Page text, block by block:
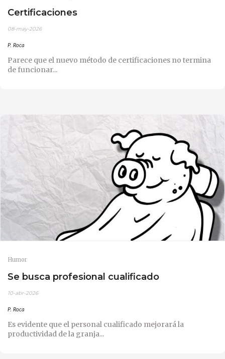
Certificaciones
08-may-2026
P. Roca
Parece que el nuevo método de certificaciones no termina
de funcionar...
Humor
Se busca profesional cualificado
10-abr-2026
P. Roca
Es evidente que el personal cualificado mejorará la
productividad de la granja...